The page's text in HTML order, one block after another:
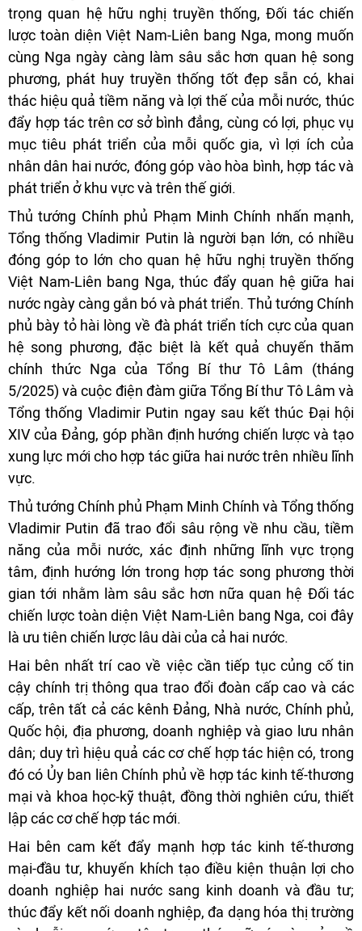
trọng quan hệ hữu nghị truyền thống, Đối tác chiến
lược toàn diện Việt Nam-Liên bang Nga, mong muốn
cùng Nga ngày càng làm sâu sắc hơn quan hệ song
phương, phát huy truyền thống tốt đẹp sẵn có, khai
thác hiệu quả tiềm năng và lợi thế của mỗi nước, thúc
đẩy hợp tác trên cơ sở bình đẳng, cùng có lợi, phục vụ
mục tiêu phát triển của mỗi quốc gia, vì lợi ích của
nhân dân hai nước, đóng góp vào hòa bình, hợp tác và
phát triển ở khu vực và trên thế giới.
Thủ tướng Chính phủ Phạm Minh Chính nhấn mạnh,
Tổng thống Vladimir Putin là người bạn lớn, có nhiều
đóng góp to lớn cho quan hệ hữu nghị truyền thống
Việt Nam-Liên bang Nga, thúc đẩy quan hệ giữa hai
nước ngày càng gắn bó và phát triển. Thủ tướng Chính
phủ bày tỏ hài lòng về đà phát triển tích cực của quan
hệ song phương, đặc biệt là kết quả chuyến thăm
chính thức Nga của Tổng Bí thư Tô Lâm (tháng
5/2025) và cuộc điện đàm giữa Tổng Bí thư Tô Lâm và
Tổng thống Vladimir Putin ngay sau kết thúc Đại hội
XIV của Đảng, góp phần định hướng chiến lược và tạo
xung lực mới cho hợp tác giữa hai nước trên nhiều lĩnh
vực.
Thủ tướng Chính phủ Phạm Minh Chính và Tổng thống
Vladimir Putin đã trao đổi sâu rộng về nhu cầu, tiềm
năng của mỗi nước, xác định những lĩnh vực trọng
tâm, định hướng lớn trong hợp tác song phương thời
gian tới nhằm làm sâu sắc hơn nữa quan hệ Đối tác
chiến lược toàn diện Việt Nam-Liên bang Nga, coi đây
là ưu tiên chiến lược lâu dài của cả hai nước.
Hai bên nhất trí cao về việc cần tiếp tục củng cố tin
cậy chính trị thông qua trao đổi đoàn cấp cao và các
cấp, trên tất cả các kênh Đảng, Nhà nước, Chính phủ,
Quốc hội, địa phương, doanh nghiệp và giao lưu nhân
dân; duy trì hiệu quả các cơ chế hợp tác hiện có, trong
đó có Ủy ban liên Chính phủ về hợp tác kinh tế-thương
mại và khoa học-kỹ thuật, đồng thời nghiên cứu, thiết
lập các cơ chế hợp tác mới.
Hai bên cam kết đẩy mạnh hợp tác kinh tế-thương
mại-đầu tư, khuyến khích tạo điều kiện thuận lợi cho
doanh nghiệp hai nước sang kinh doanh và đầu tư;
thúc đẩy kết nối doanh nghiệp, đa dạng hóa thị trường